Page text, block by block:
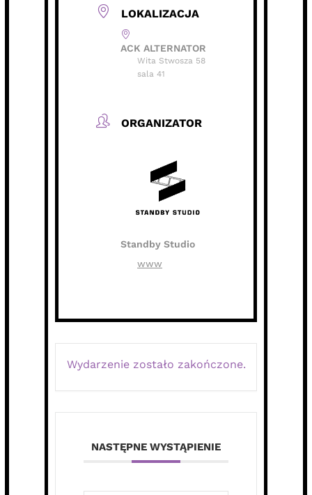
LOKALIZACJA
ACK ALTERNATOR
Wita Stwosza 58
sala 41
ORGANIZATOR
Standby Studio
www
Wydarzenie zostało zakończone.
NASTĘPNE WYSTĄPIENIE